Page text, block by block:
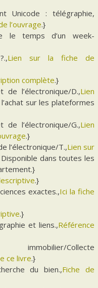
Unicode : télégraphie,
l’ouvrage.}
le temps d’un week-
Lien sur la fiche de
complète.}
de l’électronique/D.,Lien
sur les plateformes
de l’électronique/G.,Lien
.}
l’électronique/T.,Lien sur
Disponible dans toutes les
.}
exactes.,Ici la fiche
.}
et liens.,Référence
Collecte
ce livre.}
du bien.,Fiche de